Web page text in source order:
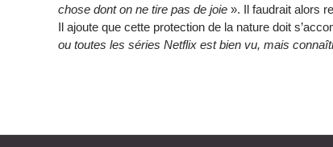
chose dont on ne tire pas de joie ». Il faudrait alors
Il ajoute que cette protection de la nature doit
ou toutes les séries Netflix est bien vu, mais